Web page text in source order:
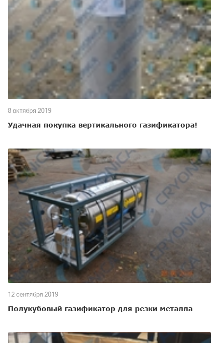
8 октября 2019
Удачная покупка вертикального газификатора!
12 сентября 2019
Полукубовый газификатор для резки металла